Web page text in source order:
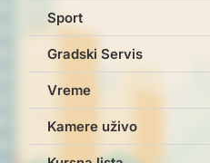
Sport
Gradski Servis
Vreme
Kamere uživo